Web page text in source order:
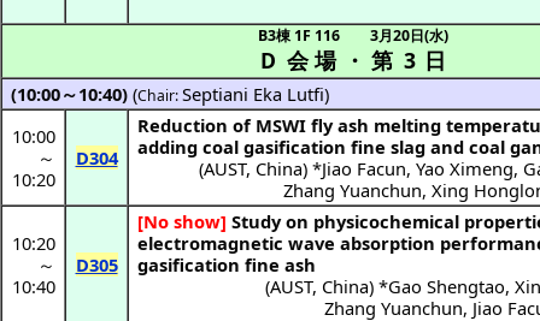
D 会場
B3棟 1F 116
・ 第 3 日
3月20日(水)
(10:00～10:40) (Chair:Septiani Eka Lutfi)
10:00
～
10:20
D304
Reduction of MSWI fly ash melting
adding coal gasification fine slag and coal
(AUST, China) *Jiao Facun, Yao Ximeng,
Zhang Yuanchun, Xing
10:20
～
10:40
D305
[No show] Study on physicochemical
electromagnetic wave absorption
gasification fine ash
(AUST, China) *Gao Shengtao,
Zhang Yuanchun, Jiao